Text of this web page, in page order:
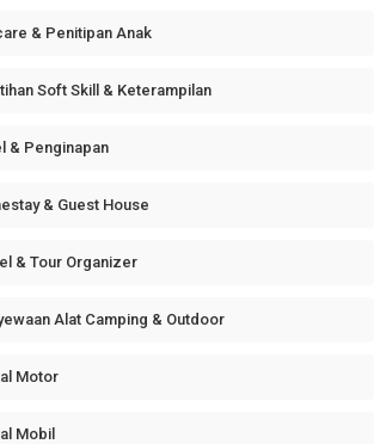
& Penitipan Anak
Soft Skill & Keterampilan
& Penginapan
& Guest House
& Tour Organizer
Alat Camping & Outdoor
Motor
Mobil